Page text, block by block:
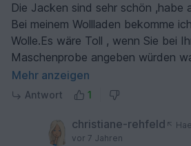
Die Jacken sind sehr schön ,habe
Bei meinem Wollladen bekomme
Wolle.Es wäre Toll , wenn Sie bei
Maschenprobe angeben würden
machen würde die passende Wolle
keine
Anregung . Sie machen sehr
Mehr anzeigen
Antwort 1
christiane-rehfeld
vor 7 Jahren